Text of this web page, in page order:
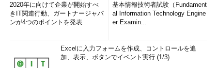
2020年に向けて企業が開始すべ
きIT関連行動、ガートナージャパ
ンが4つのポイントを発表
基本情報技術者試験（Fundament
al Information Technology Engine
er Examin...
Excelに入力フォームを作成、コントロールを追
加、表示、ボタンでイベント実行 (1/3)